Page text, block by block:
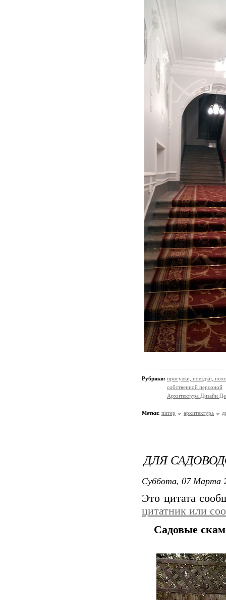
Рубрики: прогулки, поездки,
собственной персоной
Архитектура Дизайн
Метки: питер архитектура
ДЛЯ
Суббота, 07 Марта
Это цитата
цитатник или
Садовые